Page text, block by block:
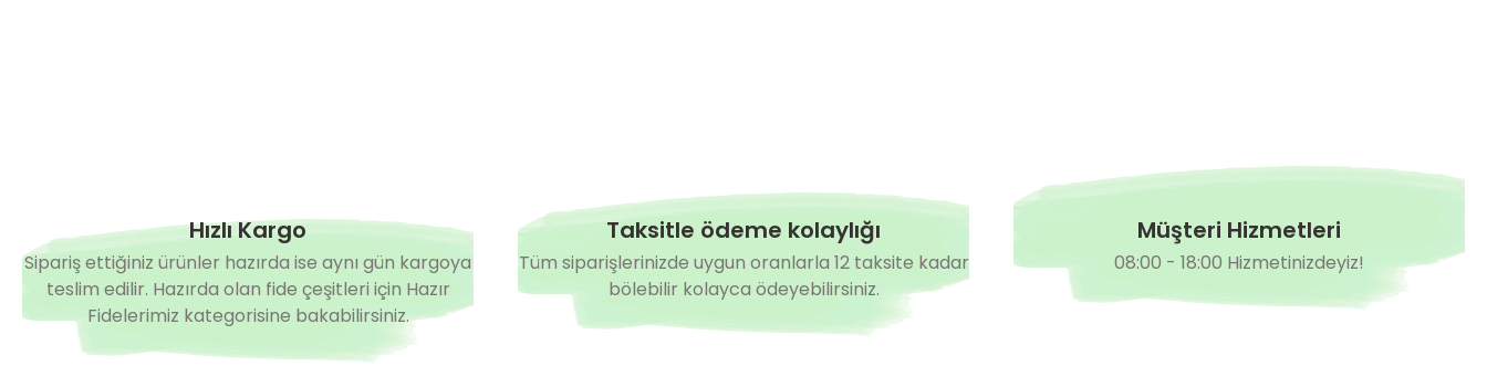
Hızlı Kargo
Sipariş ettiğiniz ürünler hazırda ise aynı gün kargoya
teslim edilir. Hazırda olan fide çeşitleri için Hazır
Fidelerimiz kategorisine bakabilirsiniz.
Taksitle ödeme kolaylığı
Tüm siparişlerinizde uygun oranlarla 12 taksite kadar
bölebilir kolayca ödeyebilirsiniz.
Müşteri Hizmetleri
08:00 - 18:00 Hizmetinizdeyiz!